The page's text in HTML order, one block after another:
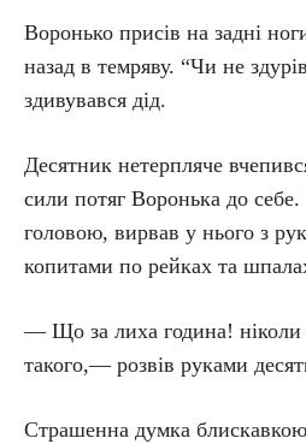
Воронько присів на задні
назад в темряву. “Чи не
здивувався дід.
Десятник нетерпляче
сили потяг Воронька до
головою, вирвав у нього з
копитами по рейках та
— Що за лиха година! ніколи
такого,— розвів руками
Страшенна думка